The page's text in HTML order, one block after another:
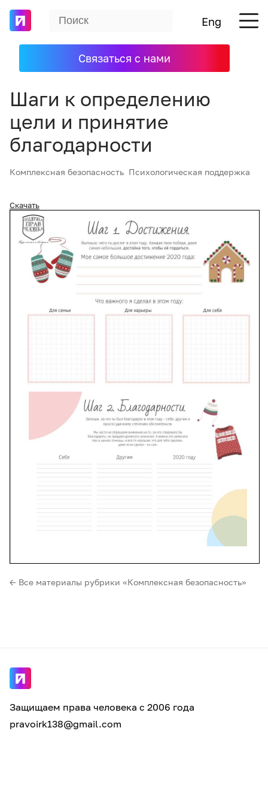
Eng
Связаться с нами
Шаги к определению
цели и принятие
благодарности
Комплексная безопасность Психологическая поддержка
Скачать
← Все материалы рубрики «Комплексная безопасность»‎
Защищаем права человека с 2006 года
pravoirk138@gmail.com